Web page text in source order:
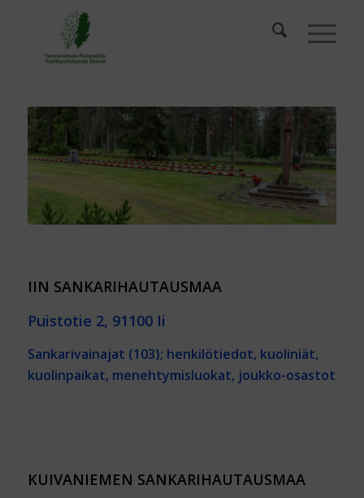
IIN SANKARIHAUTAUSMAA
Puistotie 2, 91100 Ii
Sankarivainajat (103); henkilötiedot, kuoliniät,
kuolinpaikat, menehtymisluokat, joukko-osastot
KUIVANIEMEN SANKARIHAUTAUSMAA